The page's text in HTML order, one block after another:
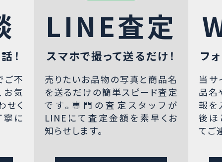
！
ご不
お気
せく
寧に
LINE査定
スマホで撮って送るだけ！
売りたいお品物の写真と商品名
を送るだけの簡単スピード査定
です。専門の査定スタッフが
LINEにて査定金額を素早くお
知らせします。
フ
当サ
品名
報を
後ほ
てご